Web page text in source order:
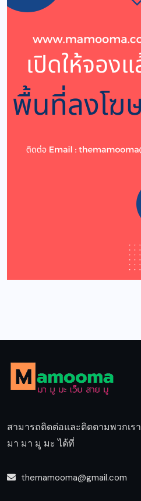
สามารถติดต่อและติดตามพวกเรา
มา มา มู มะ ได้ที่
themamooma@gmail.com